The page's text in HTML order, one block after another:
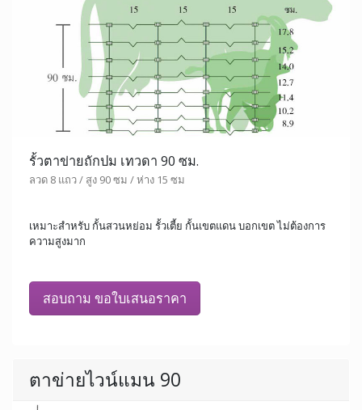
รั้วตาข่ายถักปม เทวดา 90 ซม.
ลวด 8 แถว / สูง 90 ซม / ห่าง 15 ซม
เหมาะสำหรับ กั้นสวนหย่อม รั้วเตี้ย กั้นเขตแดน บอกเขต ไม่ต้องการ
ความสูงมาก
สอบถาม ขอใบเสนอราคา
ตาข่ายไวน์แมน 90